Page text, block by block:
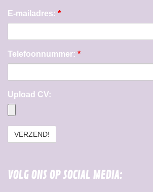
E-mailadres: *
Telefoonnummer: *
Upload CV:
VOLG ONS OP SOCIAL MEDIA: